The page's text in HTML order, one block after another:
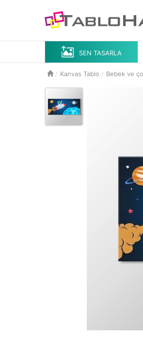
SEN TASARLA
Kanvas Tablo Bebek ve